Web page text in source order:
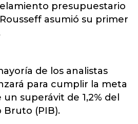
presupuestario
asumió su primer
de los analistas
para cumplir la meta
superávit de 1,2% del
(PIB).